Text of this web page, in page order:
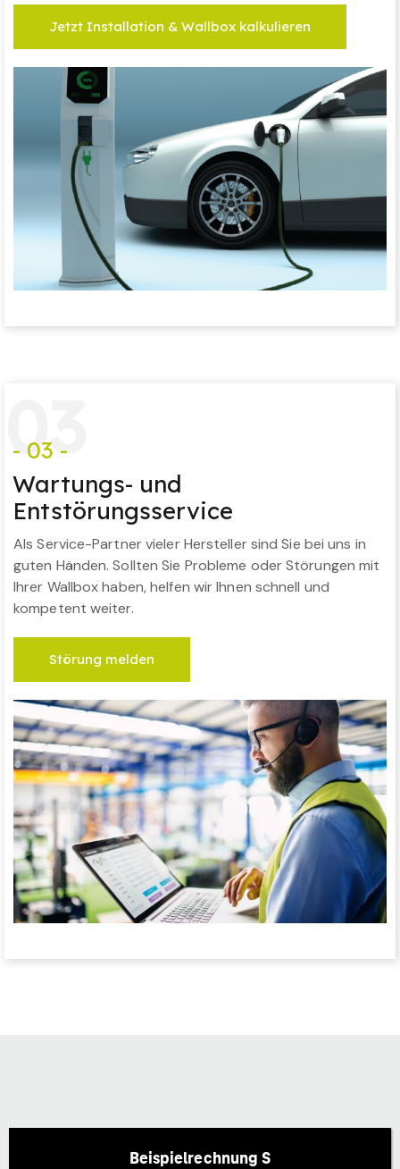
Jetzt Installation & Wallbox kalkulieren
03
- 03 -
Wartungs- und
Entstörungsservice
Als Service-Partner vieler Hersteller sind Sie bei uns in
guten Händen. Sollten Sie Probleme oder Störungen mit
Ihrer Wallbox haben, helfen wir Ihnen schnell und
kompetent weiter.
Störung melden
Beispielrechnung S